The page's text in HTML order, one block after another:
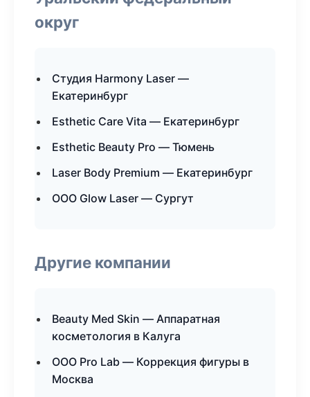
округ
Студия Harmony Laser —
Екатеринбург
Esthetic Care Vita — Екатеринбург
Esthetic Beauty Pro — Тюмень
Laser Body Premium — Екатеринбург
ООО Glow Laser — Сургут
Другие компании
Beauty Med Skin — Аппаратная
косметология в Калуга
ООО Pro Lab — Коррекция фигуры в
Москва